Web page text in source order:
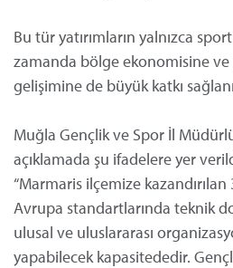
Bu tür yatırımların yalnızca
zamanda bölge ekonomisine ve
gelişimine de büyük katkı
Muğla Gençlik ve Spor İl
açıklamada şu ifadelere yer
“Marmaris ilçemize
Avrupa standartlarında teknik
ulusal ve uluslararası
yapabilecek kapasitededir.